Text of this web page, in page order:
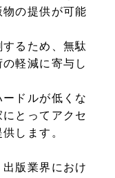
の提供が可能
するため、無駄
軽減に寄与し
ードルが低くな
とってアクセ
します。
出版業界におけ